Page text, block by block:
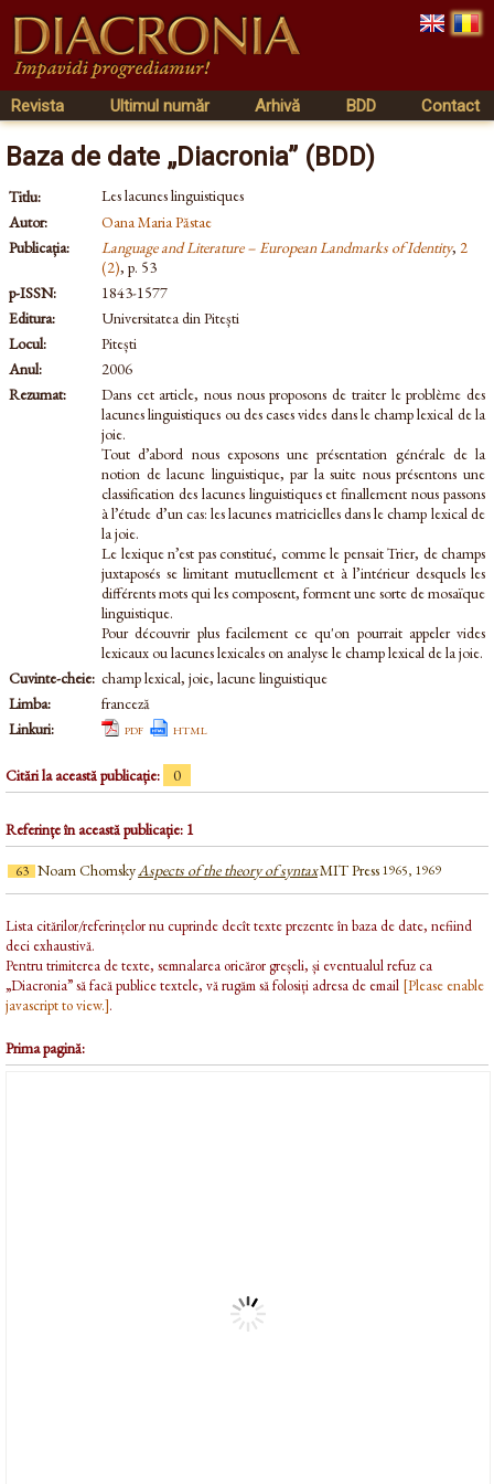
Revista Ultimul număr Arhivă BDD Contact
Baza de date „Diacronia” (BDD)
Titlu:
Les lacunes linguistiques
Autor:
Oana Maria Păstae
Publicația:
Language and Literature – European Landmarks of Identity, 2
(2), p. 53
p-ISSN:
1843-1577
Editura:
Universitatea din Pitești
Locul:
Pitești
Anul:
2006
Rezumat:
Dans cet article, nous nous proposons de traiter le problème des
lacunes linguistiques ou des cases vides dans le champ lexical de la
joie.
Tout d’abord nous exposons une présentation générale de la
notion de lacune linguistique, par la suite nous présentons une
classification des lacunes linguistiques et finallement nous passons
à l’étude d’un cas: les lacunes matricielles dans le champ lexical de
la joie.
Le lexique n’est pas constitué, comme le pensait Trier, de champs
juxtaposés se limitant mutuellement et à l’intérieur desquels les
différents mots qui les composent, forment une sorte de mosaïque
linguistique.
Pour découvrir plus facilement ce qu'on pourrait appeler vides
lexicaux ou lacunes lexicales on analyse le champ lexical de la joie.
Cuvinte-cheie: champ lexical, joie, lacune linguistique
Limba:
franceză
Linkuri:
pdf html
Citări la această publicație: 0
Referințe în această publicație: 1
63 Noam ChomskyAspects of the theory of syntaxMIT Press1965, 1969
Lista citărilor/referințelor nu cuprinde decît texte prezente în baza de date, nefiind
deci exhaustivă.
Pentru trimiterea de texte, semnalarea oricăror greșeli, și eventualul refuz ca
„Diacronia” să facă publice textele, vă rugăm să folosiți adresa de email [Please enable
javascript to view.].
Prima pagină: